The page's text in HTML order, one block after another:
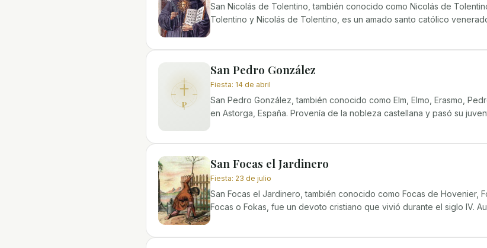
San Nicolás de Tolentino, también conocido como Nicolás de
Tolentino y Nicolás de Tolentino, es un amado santo católico
P
San Pedro González
Fiesta: 14 de abril
San Pedro González, también conocido como Elm, Elmo, Erasmo,
en Astorga, España. Provenía de la nobleza castellana y pasó su
San Focas el Jardinero
Fiesta: 23 de julio
San Focas el Jardinero, también conocido como Focas de Hovenier,
Focas o Fokas, fue un devoto cristiano que vivió durante el siglo IV.